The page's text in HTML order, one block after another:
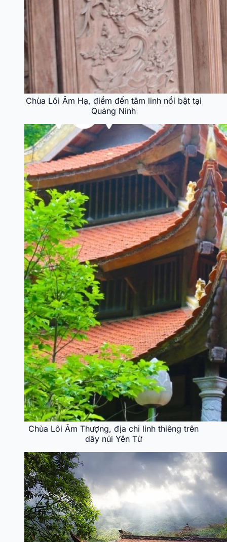
Chùa Lôi Âm Hạ, điểm đến tâm linh nổi bật tại
Quảng Ninh
Chùa Lôi Âm Thượng, địa chỉ linh thiêng trên
dãy núi Yên Tử